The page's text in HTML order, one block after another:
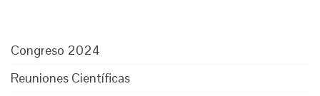
Congreso 2024
Reuniones Científicas